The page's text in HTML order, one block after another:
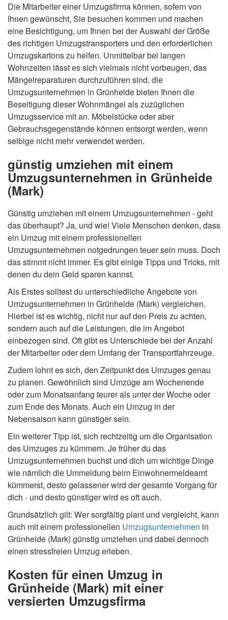
Die Mitarbeiter einer Umzugsfirma können, sofern von
Ihnen gewünscht, Sie besuchen kommen und machen
eine Besichtigung, um Ihnen bei der Auswahl der Größe
des richtigen Umzugstransporters und den erforderlichen
Umzugskartons zu helfen. Unmittelbar bei langen
Wohnzeiten lässt es sich vielmals nicht vorbeugen, das
Mängelreparaturen durchzuführen sind, die
Umzugsunternehmen in Grünheide bieten Ihnen die
Beseitigung dieser Wohnmängel als zuzüglichen
Umzugsservice mit an. Möbelstücke oder aber
Gebrauchsgegenstände können entsorgt werden, wenn
selbige nicht mehr verwendet werden.
günstig umziehen mit einem
Umzugsunternehmen in Grünheide
(Mark)
Günstig umziehen mit einem Umzugsunternehmen - geht
das überhaupt? Ja, und wie! Viele Menschen denken, dass
ein Umzug mit einem professionellen
Umzugsunternehmen notgedrungen teuer sein muss. Doch
das stimmt nicht immer. Es gibt einige Tipps und Tricks, mit
denen du dein Geld sparen kannst.
Als Erstes solltest du unterschiedliche Angebote von
Umzugsunternehmen in Grünheide (Mark) vergleichen.
Hierbei ist es wichtig, nicht nur auf den Preis zu achten,
sondern auch auf die Leistungen, die im Angebot
einbezogen sind. Oft gibt es Unterschiede bei der Anzahl
der Mitarbeiter oder dem Umfang der Transportfahrzeuge.
Zudem lohnt es sich, den Zeitpunkt des Umzuges genau
zu planen. Gewöhnlich sind Umzüge am Wochenende
oder zum Monatsanfang teurer als unter der Woche oder
zum Ende des Monats. Auch ein Umzug in der
Nebensaison kann günstiger sein.
Ein weiterer Tipp ist, sich rechtzeitig um die Organisation
des Umzuges zu kümmern. Je früher du das
Umzugsunternehmen buchst und dich um wichtige Dinge
wie nämlich die Ummeldung beim Einwohnermeldeamt
kümmerst, desto gelassener wird der gesamte Vorgang für
dich - und desto günstiger wird es oft auch.
Grundsätzlich gilt: Wer sorgfältig plant und vergleicht, kann
auch mit einem professionellen Umzugsunternehmen in
Grünheide (Mark) günstig umziehen und dabei dennoch
einen stressfreien Umzug erleben.
Kosten für einen Umzug in
Grünheide (Mark) mit einer
versierten Umzugsfirma